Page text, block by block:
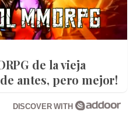
de la vieja
antes, pero mejor!
DISCOVER WITH